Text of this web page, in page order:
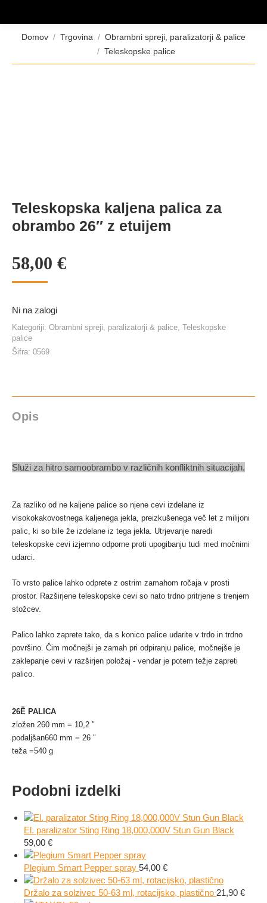
Tukaj ste:
Domov Trgovina
Obrambni spreji, paralizatorji & palice
Teleskopske palice
Teleskopska kaljena palica za
obrambo 26″ z etuijem
58,00 €
Ni na zalogi
Kategoriji: Obrambni spreji, paralizatorji & palice, Teleskopske
palice
Šifra: 0569
Opis
Služi za hitro samoobrambo v različnih konfliktnih situacijah.
Za razliko od ne kaljene palice so njene cevi izdelane iz
visokokakovostnega kaljenega jekla, preizkušenega več let z milijoni
palic, ki so bile že izdelane iz tega jekla. Utrjevanje naredi
teleskopske cevi izjemno odporne proti upogibanju tudi med močnimi
udarci.
To vrsto palice lahko odprete z ostrim zamahom ročaja v prosti
prostor. Razširjene teleskopske cevi so nato trdno pritrjene s trenjem
stožcev.
Palico lahko zaprete tako, da s konico palice udarite v trdo in trdno
površino. Čim močnejši je zamah pri odpiranju palice, močnejše je
zaklepanje cevi v razširjen položaj - vendar je potem težje zapreti
palico.
26Ë PALICA
zložen 260 mm = 10,2 ″
podaljšan660 mm = 26 ″
teža =540 g
Podobni izdelki
El. paralizator Sting Ring 18,000,000V Stun Gun Black
59,00 €
Plegium Smart Pepper spray 54,00 €
Držalo za solzivec 50-63 ml, rotacijsko, plastično 21,90 €